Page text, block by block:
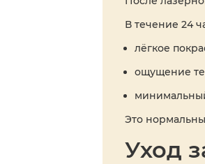
В течение 24
лёгкое
ощущение
Это
Уход